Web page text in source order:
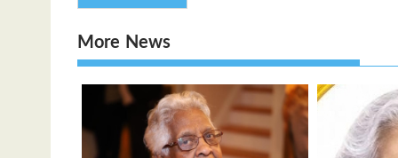
More News